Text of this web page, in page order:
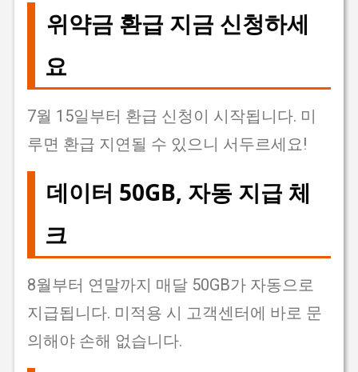
위약금 환급 지금 신청하세
요
7월 15일부터 환급 신청이 시작됩니다. 미
루면 환급 지연될 수 있으니 서두르세요!
데이터 50GB, 자동 지급 체
크
8월부터 연말까지 매달 50GB가 자동으로
지급됩니다. 미적용 시 고객센터에 바로 문
의해야 손해 없습니다.